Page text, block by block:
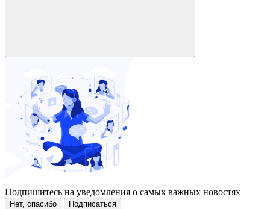
Подпишитесь на уведомления о самых важных новостях
Нет, спасибо Подписаться